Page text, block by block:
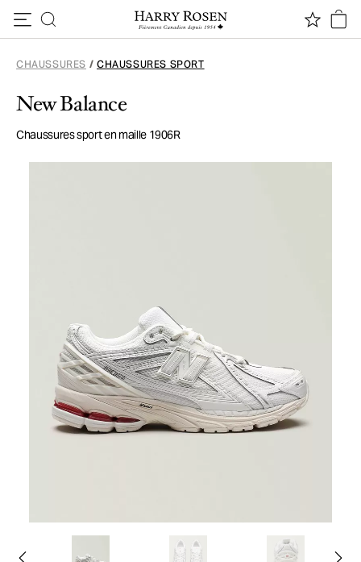
CHAUSSURES / CHAUSSURES SPORT
New Balance
Chaussures sport en maille 1906R